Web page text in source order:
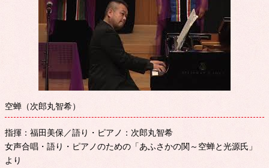
空蝉（次郎丸智希）
指揮：福田美保／語り・ピアノ：次郎丸智希
女声合唱・語り・ピアノのための「あふさかの関～空蝉と光源氏」
より